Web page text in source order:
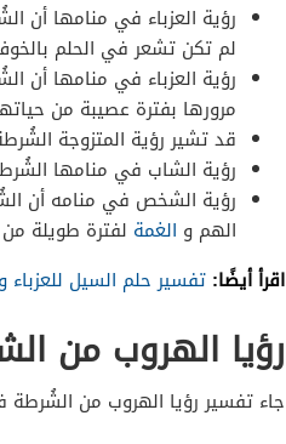
رؤية العزباء في منامها أن
لم تكن تشعر في الحلم
رؤية العزباء في منامها
مرورها بفترة عصيبة من
قد تشير رؤية المتزوجة
رؤية الشاب في منامها
رؤية الشخص في منامه أن
الهم و الغمة لفترة طويلة
اقرأ أيضًا: تفسير حلم السيل للعزباء
رؤيا الهروب من
جاء تفسير رؤيا الهروب من الشُرطة